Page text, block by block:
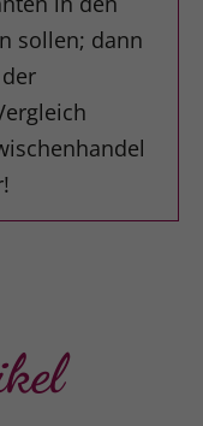
sollen; dann